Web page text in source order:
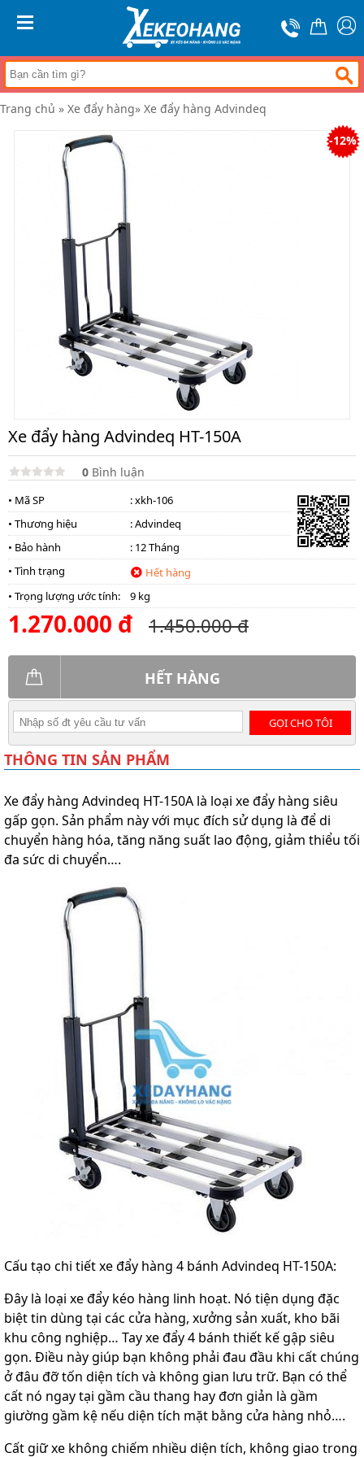
Trang
chủ
Xe
đẩy
hàng
Xe
Trang chủ » Xe đẩy hàng» Xe đẩy hàng Advindeq
-12%
Xe đẩy hàng Advindeq HT-150A
0 Bình luận
• Mã SP
: xkh-106
• Thương hiệu
:Advindeq
• Bảo hành
: 12 Tháng
• Tình trạng
Hết hàng
• Trọng lượng ước tính:
9 kg
1.270.000 đ 1.450.000 đ
HẾT HÀNG
GỌI CHO TÔI
THÔNG TIN SẢN PHẨM
Xe đẩy hàng Advindeq HT-150A là loại xe đẩy hàng siêu
gấp gọn. Sản phẩm này với mục đích sử dụng là để di
chuyển hàng hóa, tăng năng suất lao động, giảm thiểu tối
đa sức di chuyển….
Cấu tạo chi tiết xe đẩy hàng 4 bánh Advindeq HT-150A:
Đây là loại xe đẩy kéo hàng linh hoạt. Nó tiện dụng đặc
biệt tin dùng tại các cửa hàng, xưởng sản xuất, kho bãi
khu công nghiệp… Tay xe đẩy 4 bánh thiết kế gập siêu
gọn. Điều này giúp bạn không phải đau đầu khi cất chúng
ở đâu đỡ tốn diện tích và không gian lưu trữ. Bạn có thể
cất nó ngay tại gầm cầu thang hay đơn giản là gầm
giường gầm kệ nếu diện tích mặt bằng cửa hàng nhỏ….
Cất giữ xe không chiếm nhiều diện tích, không giao trong